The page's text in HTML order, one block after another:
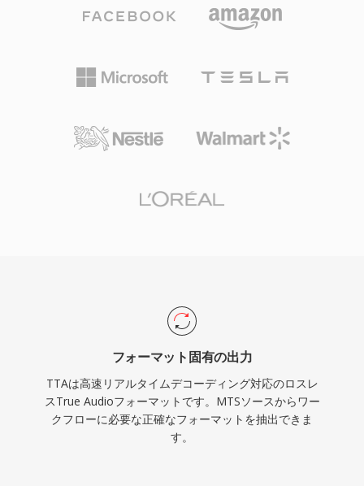
画はカメラセンサーがキャプチャしたフル品質を
維持しており、編集ワークフローのソースマテリ
り、画質とファイルサイズの間の効果的なバラン
ドでの録画時間の延長が可能です。MTSファイ
ルはすべての主要な動画編集アプリケーションで
きますが、一部のワークフローではよりスムーズ
度はTTAの特徴的な強みの一つで、コーデックは
とデコーディングを実現し、古いハードウェアで
も軽量に動作します。ファイル構造はID3v1、
るため、トラック情報やアルバムアートがオーデ
れ、TTAに競合するロスレス形式に対する実用的
オーディオの市場でより大きなシェアを獲得しま
したが、TTAはそのシンプルさと透過的な圧縮を
評価するユーザーに使い続けられています。
フォーマット固有の出力
TTAは高速リアルタイムデコーディング対応のロスレ
スTrue Audioフォーマットです。MTSソースからワー
クフローに必要な正確なフォーマットを抽出できま
す。